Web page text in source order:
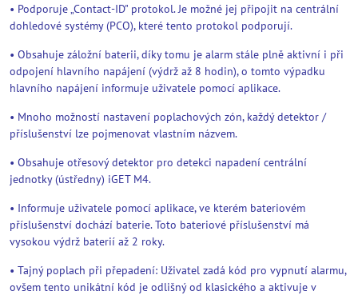
• Podporuje „Contact-ID" protokol. Je možné jej připojit na centrální
dohledové systémy (PCO), které tento protokol podporují.
• Obsahuje záložní baterii, díky tomu je alarm stále plně aktivní i při
odpojení hlavního napájení (výdrž až 8 hodin), o tomto výpadku
hlavního napájení informuje uživatele pomocí aplikace.
• Mnoho možností nastavení poplachových zón, každý detektor /
příslušenství lze pojmenovat vlastním názvem.
• Obsahuje otřesový detektor pro detekci napadení centrální
jednotky (ústředny) iGET M4.
• Informuje uživatele pomocí aplikace, ve kterém bateriovém
příslušenství dochází baterie. Toto bateriové příslušenství má
vysokou výdrž baterií až 2 roky.
• Tajný poplach při přepadení: Uživatel zadá kód pro vypnutí alarmu,
ovšem tento unikátní kód je odlišný od klasického a aktivuje v